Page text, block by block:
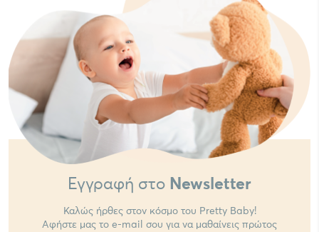
Εγγραφή στο Newsletter
Καλώς ήρθες στον κόσμο του Pretty Baby!
Αφήστε μας το e-mail σου για να μαθαίνεις πρώτος